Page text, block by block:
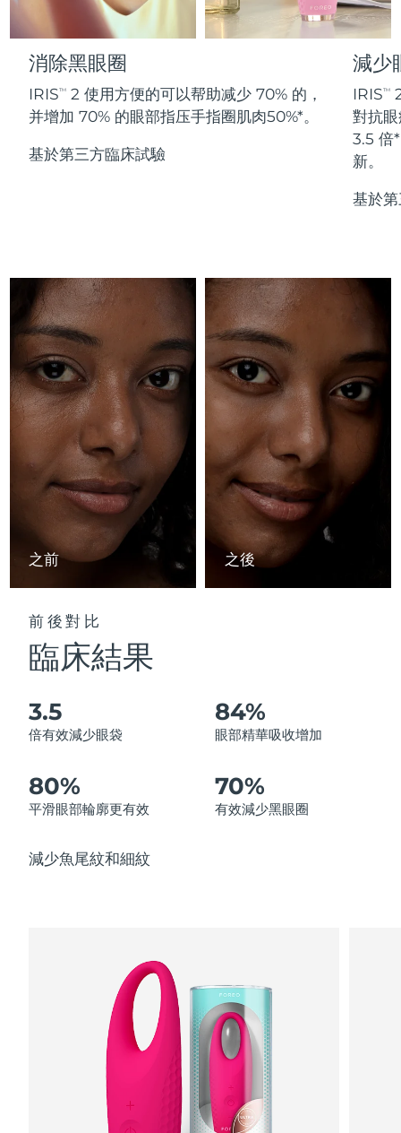
消除黑眼圈
IRISTM
2 使用方便的可以帮助减少 70% 的，
并增加 70% 的眼部指压手指圈肌肉50%*。
基於第三方臨床試驗
減少
IRISTM
對抗
3.5 倍
新。
基於
之前 之後
前後對比
臨床結果
3.5
倍有效減少眼袋
84%
眼部精華吸收增加
80%
平滑眼部輪廓更有效
70%
有效減少黑眼圈
減少魚尾紋和細紋
All anti-aging treatments
All LED treatments
All toning treatments
IPL hair removal
PEACH™ 2 go
Travel-friendly IPL hair removal
Massaging body brush
SUPERCHARGED™ serum
Firming body serum
ESPADA™ 2 plus
Recurring acne LED therapy
ESPADA™ 2
Acne treatment device
ESPADA™ Blemish Solution
ESPADA™ 設備
All acne treatment devices
BEAR™ 2 eyes & lips
Microcurrent line smoothing device
IRIS™ 2
Rejuvenating eye massager
眼部護理設備
All revitalizing eye massagers
毛孔護理
KIWI™ derma
Diamond microdermabrasion .
KIWI™ 皮肤护理
Advanced pore care essentials
護發
LUNA™ 4 hair
2-in-1 LED scalp massager
LUNA™ Dual-Peptide Scalp
Serum
For healthy hair
issa™ Teeth Whitening Gel
18% PAP
護膚品 男士
全部購買
FOREO APP
希臘 預計送達日期8/11/26
匈牙利 預計送達日期 8/11/26
冰島 8/12/26
8/9/26
曼島 預計送達日期 8/13/26
以色列 預計送達日期
義大利 預計送達日期 8/11/26
日本 預計送達日期 8/14/26
澤西島 預計送達日期
哈薩克 預計送達日期
科威特 預計送達日期8/11/26
拉脫維亞 預計送達日期8/11/26
黎巴嫩
立陶宛
盧森堡 預計送達日期
馬來西亞 預計送達日期
預計送達日期
預計送達日期